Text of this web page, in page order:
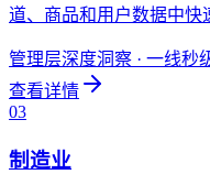
道、商品和用户数据中快
管理层深度洞察 · 一线秒
查看详情
03
制造业